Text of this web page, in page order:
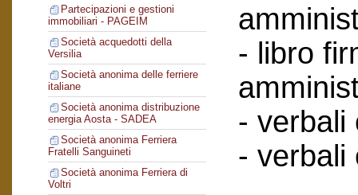
Partecipazioni e gestioni
immobiliari - PAGEIM
Società acquedotti della
Versilia
Società anonima delle ferriere
italiane
Società anonima distribuzione
energia Aosta - SADEA
Società anonima Ferriera
Fratelli Sanguineti
Società anonima Ferriera di
Voltri
- libro
- verbali
- verbali